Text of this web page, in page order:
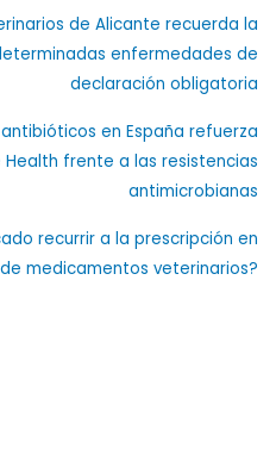
de Alicante recuerda la
enfermedades de
declaración obligatoria
en España refuerza
frente a las resistencias
antimicrobianas
recurrir a la prescripción en
medicamentos veterinarios?